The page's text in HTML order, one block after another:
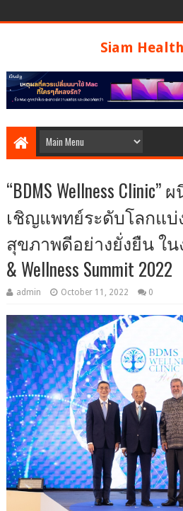
Siam
“BDMS Wellness Clinic”
เชิญแพทย์ระดับโลกแบ่
สุขภาพดีอย่างยั่งยืน ใน
& Wellness Summit 2022
admin October 11, 2022 0